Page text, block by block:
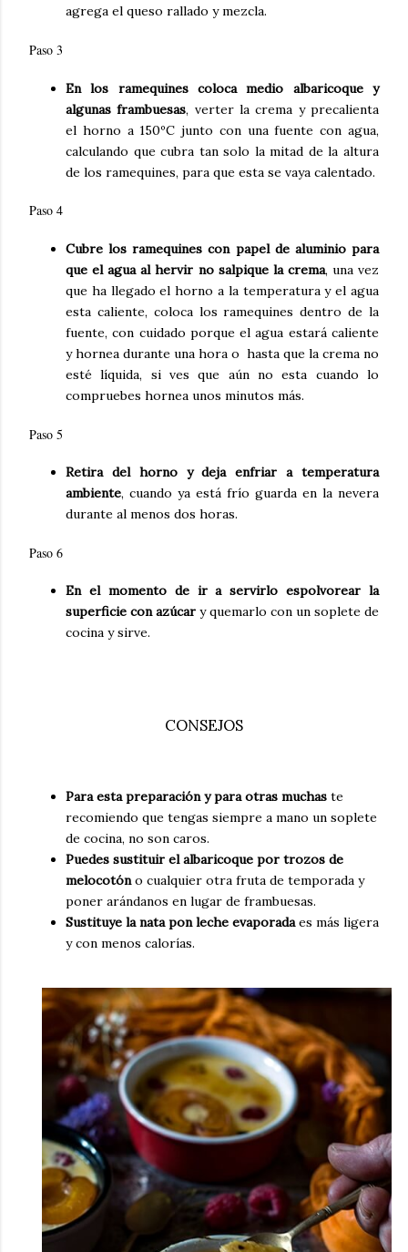
agrega el queso rallado y mezcla.
Paso 3
En los ramequines coloca medio albaricoque y
algunas frambuesas, verter la crema y precalienta
el horno a 150ºC junto con una fuente con agua,
calculando que cubra tan solo la mitad de la altura
de los ramequines, para que esta se vaya calentado.
Paso 4
Cubre los ramequines con papel de aluminio para
que el agua al hervir no salpique la crema, una vez
que ha llegado el horno a la temperatura y el agua
esta caliente, coloca los ramequines dentro de la
fuente, con cuidado porque el agua estará caliente
y hornea durante una hora o hasta que la crema no
esté líquida, si ves que aún no esta cuando lo
compruebes hornea unos minutos más.
Paso 5
Retira del horno y deja enfriar a temperatura
ambiente, cuando ya está frío guarda en la nevera
durante al menos dos horas.
Paso 6
En el momento de ir a servirlo espolvorear la
superficie con azúcar y quemarlo con un soplete de
cocina y sirve.
CONSEJOS
Para esta preparación y para otras muchas te
recomiendo que tengas siempre a mano un soplete
de cocina, no son caros.
Puedes sustituir el albaricoque por trozos de
melocotóno cualquier otra fruta de temporada y
poner arándanos en lugar de frambuesas.
Sustituye la nata pon leche evaporadaes más ligera
y con menos calorías.